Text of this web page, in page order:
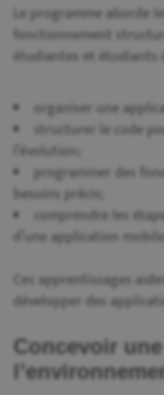
Le programme aborde
fonctionnement
étudiantes et étudiants
organiser une
structurer le code
l’évolution;
programmer des
besoins précis;
comprendre les
d’une application mobile.
Ces apprentissages
développer des
Concevoir